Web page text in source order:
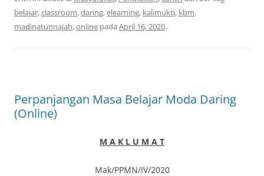
belajar,classroom,daring,elearning, kalimukti, kbm,
madinatunnajah,online pada April 16, 2020.
Perpanjangan Masa Belajar Moda Daring
(Online)
M A K L U M A T
Mak/PPMN/IV/2020